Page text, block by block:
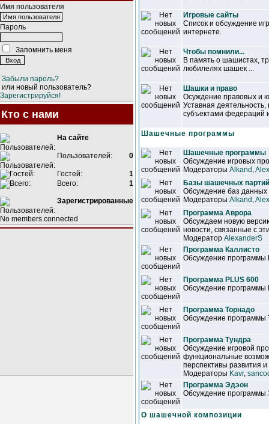
Имя пользователя
Пароль
Запомнить меня
Забыли пароль?
или новый пользователь?
Зарегистрируйся!
Кто с нами
На сайте
Пользователей: 0
Гостей:
1
Всего:
1
Зарегистрированные
No members connected
Игровые сайты
Список и обсуждение
интернете.
Чтобы помнили...
В память о шашистах,
любилелях шашек ...
Шашки и право
Осуждение правовых и
Уставная
субъектами федераций
Шашечные программы
Шашечные программы
Обсуждение игровых
Модераторы Alkand ,
Базы шашечных партий
Обсуждение баз
Модераторы Alkand ,
Программа Аврора
Обсуждаем новую
новости, связанные с
Модератор AlexanderS
Программа Каллисто
Обсуждение программы
Программа PLUS 600
Обсуждение программы
Программа Торнадо
Обсуждение программы
Программа Тундра
Обсуждение игровой
функциональные
перспективы развития и
Модераторы Kavr,
Программа Эдэон
Обсуждение программы
О шашечной композиции